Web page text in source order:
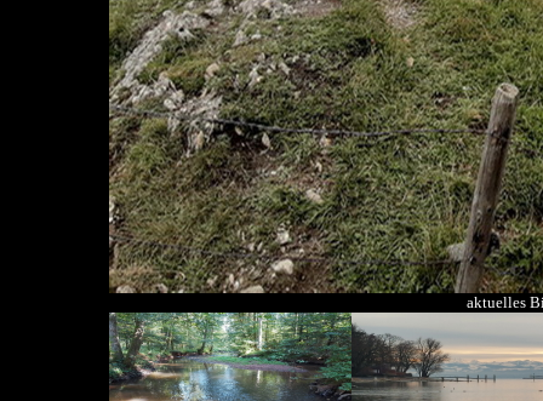
aktuelles